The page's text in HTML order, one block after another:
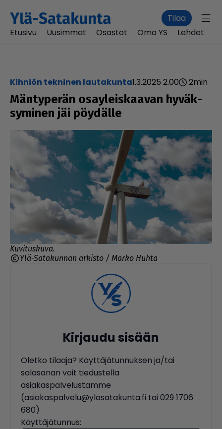
Tilaa
Etusivu
Uusimmat Osastot Oma YS Lehdet
Kihniön tekninen lautakunta1.3.2025 2.00 2min
Män­ty­pe­rän osa­y­leis­kaa­van hyväk­
sy­mi­nen jäi pöydälle
Kuvituskuva.
Ylä-Satakunnan arkisto / Marko Huhta
Kirjaudu sisään
Oletko tilaaja? Käyttäjätunnuksen ja/tai
salasanan voit tiedustella
asiakaspalvelustamme
(asiakaspalvelu@ylasatakunta.fi tai 029 1706
680)
Käyttäjätunnus: